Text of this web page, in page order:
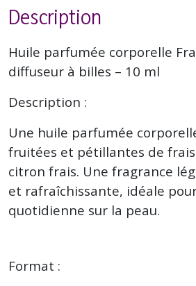
Description
Huile parfumée corporelle
diffuseur à billes – 10 ml
Description :
Une huile parfumée
fruitées et pétillantes de
citron frais. Une fragrance
et rafraîchissante, idéale
quotidienne sur la peau.
Format :